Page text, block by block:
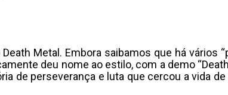
Metal. Embora saibamos que há
deu nome ao estilo, com a demo
de perseverança e luta que cercou a vida